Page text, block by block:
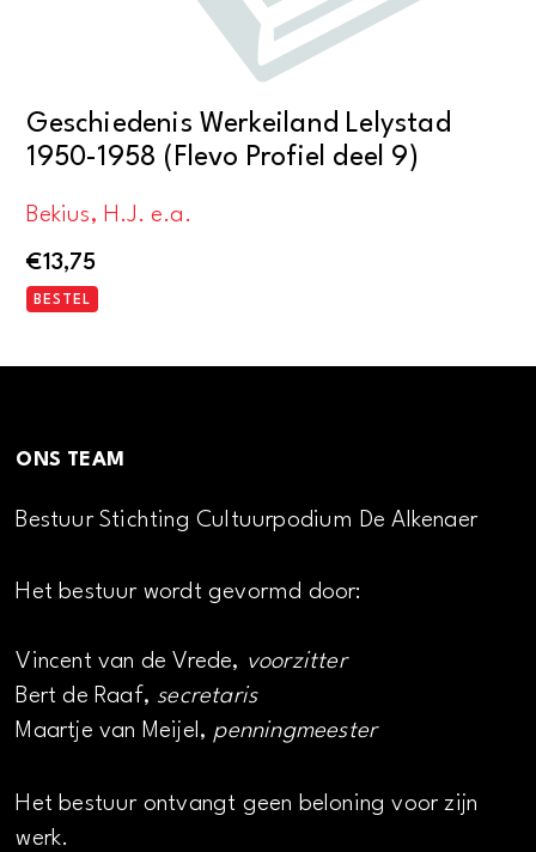
Geschiedenis Werkeiland Lelystad
1950-1958 (Flevo Profiel deel 9)
Bekius, H.J. e.a.
€13,75
BESTEL
ONS TEAM
Bestuur Stichting Cultuurpodium De Alkenaer
Het bestuur wordt gevormd door:
Vincent van de Vrede, voorzitter
Bert de Raaf, secretaris
Maartje van Meijel, penningmeester
Het bestuur ontvangt geen beloning voor zijn
werk.